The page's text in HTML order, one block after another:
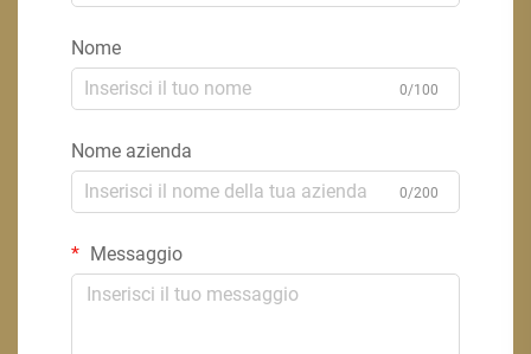
Nome
0/100
Nome azienda
0/200
Messaggio